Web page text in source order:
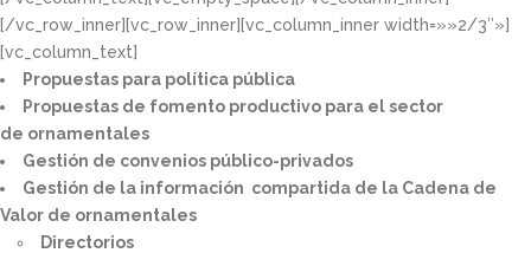
[/vc_row_inner][vc_row_inner][vc_column_inner width=»»2/3″»]
[vc_column_text]
Propuestas para política pública​
Propuestas de fomento productivo para el sector
de ornamentales​
Gestión de convenios público-privados​
Gestión de la información compartida de la Cadena de
Valor de ornamentales​
Directorios​